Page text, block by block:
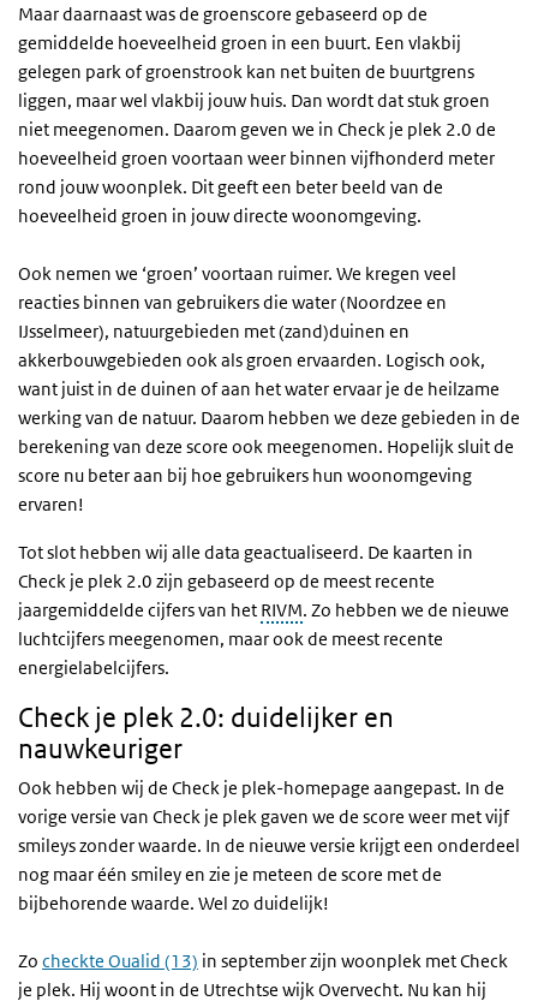
Maar daarnaast was de groenscore gebaseerd op de
gemiddelde hoeveelheid groen in een buurt. Een vlakbij
gelegen park of groenstrook kan net buiten de buurtgrens
liggen, maar wel vlakbij jouw huis. Dan wordt dat stuk groen
niet meegenomen. Daarom geven we in Check je plek 2.0 de
hoeveelheid groen voortaan weer binnen vijfhonderd meter
rond jouw woonplek. Dit geeft een beter beeld van de
hoeveelheid groen in jouw directe woonomgeving.
Ook nemen we ‘groen’ voortaan ruimer. We kregen veel
reacties binnen van gebruikers die water (Noordzee en
IJsselmeer), natuurgebieden met (zand)duinen en
akkerbouwgebieden ook als groen ervaarden. Logisch ook,
want juist in de duinen of aan het water ervaar je de heilzame
werking van de natuur. Daarom hebben we deze gebieden in de
berekening van deze score ook meegenomen. Hopelijk sluit de
score nu beter aan bij hoe gebruikers hun woonomgeving
ervaren!
Tot slot hebben wij alle data geactualiseerd. De kaarten in
Check je plek 2.0 zijn gebaseerd op de meest recente
jaargemiddelde cijfers van het RIVM. Zo hebben we de nieuwe
luchtcijfers meegenomen, maar ook de meest recente
energielabelcijfers.
Check je plek 2.0: duidelijker en
nauwkeuriger
Ook hebben wij de Check je plek-homepage aangepast. In de
vorige versie van Check je plek gaven we de score weer met vijf
smileys zonder waarde. In de nieuwe versie krijgt een onderdeel
nog maar één smiley en zie je meteen de score met de
bijbehorende waarde. Wel zo duidelijk!
Zo checkte Oualid (13) in september zijn woonplek met Check
je plek. Hij woont in de Utrechtse wijk Overvecht. Nu kan hij